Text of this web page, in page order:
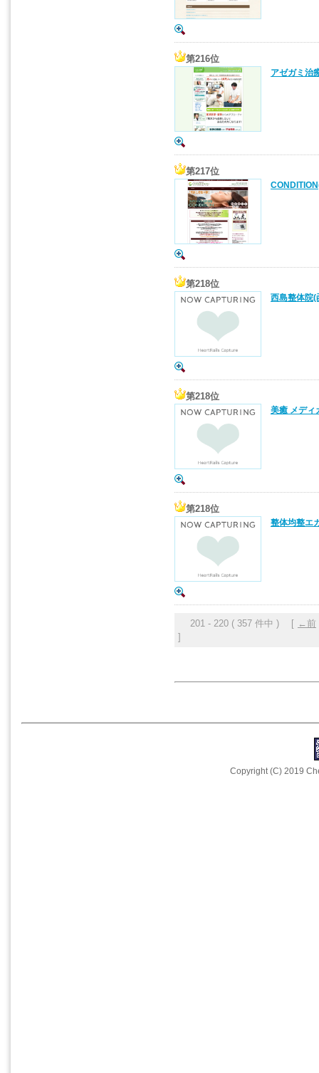
第216位
アゼガミ治
第217位
第218位
西島整体院(
第218位
美癒 メディ
第218位
整体均整エ
201 - 220 ( 357 件中 ) [ ←前
]
Copyright (C) 2019